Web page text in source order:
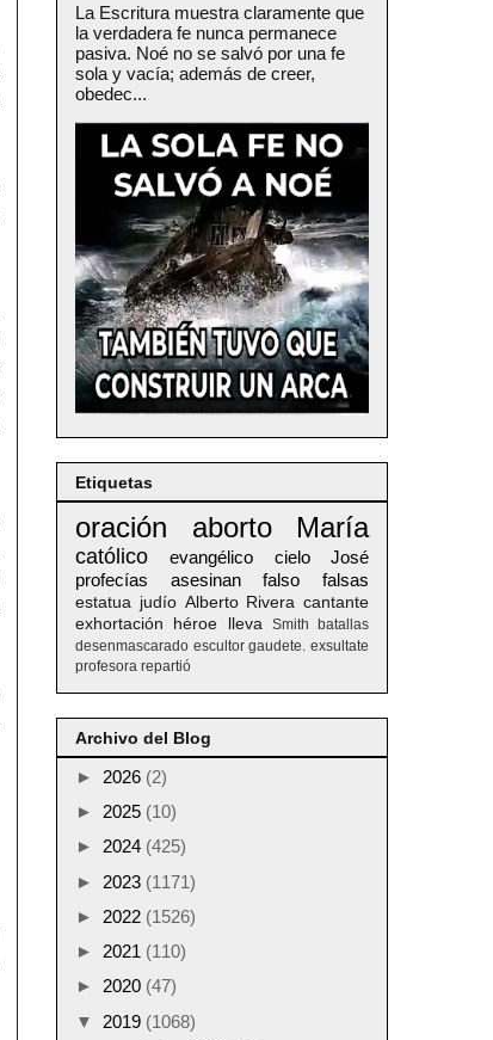
La Escritura muestra claramente que
la verdadera fe nunca permanece
pasiva. Noé no se salvó por una fe
sola y vacía; además de creer,
obedec...
Etiquetas
oración aborto María
católico evangélico cielo
José
profecías
asesinan falso falsas
estatua judío Alberto Rivera cantante
exhortación
héroe lleva Smith
batallas
desenmascarado escultor gaudete. exsultate
profesora repartió
Archivo del Blog
► 2026 (2)
► 2025 (10)
► 2024 (425)
► 2023 (1171)
► 2022 (1526)
► 2021 (110)
► 2020 (47)
▼ 2019 (1068)